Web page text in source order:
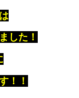
した！
！！